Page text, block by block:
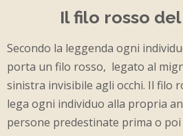
Il filo rosso
Secondo la leggenda ogni
porta un filo rosso, legato al
sinistra invisibile agli occhi. Il filo
lega ogni individuo alla propria
persone predestinate prima o